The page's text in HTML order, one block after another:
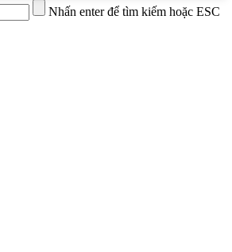
Nhấn enter để tìm kiếm hoặc ESC